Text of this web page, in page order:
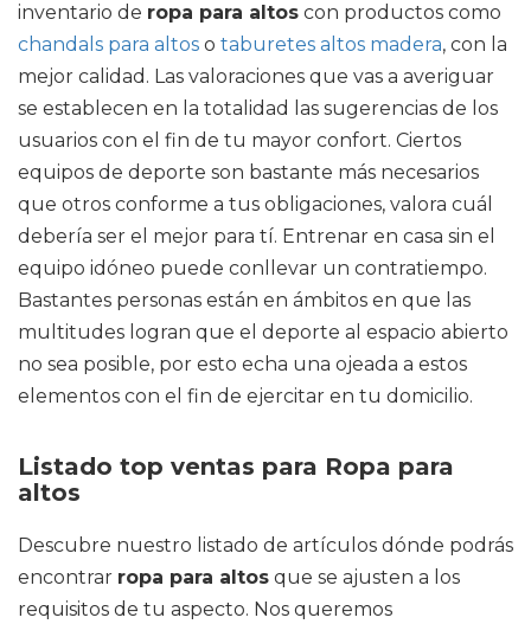
inventario de ropa para altos con productos como
chandals para altos o taburetes altos madera, con la
mejor calidad. Las valoraciones que vas a averiguar
se establecen en la totalidad las sugerencias de los
usuarios con el fin de tu mayor confort. Ciertos
equipos de deporte son bastante más necesarios
que otros conforme a tus obligaciones, valora cuál
debería ser el mejor para tí. Entrenar en casa sin el
equipo idóneo puede conllevar un contratiempo.
Bastantes personas están en ámbitos en que las
multitudes logran que el deporte al espacio abierto
no sea posible, por esto echa una ojeada a estos
elementos con el fin de ejercitar en tu domicilio.
Listado top ventas para Ropa para
altos
Descubre nuestro listado de artículos dónde podrás
encontrar ropa para altos que se ajusten a los
requisitos de tu aspecto. Nos queremos